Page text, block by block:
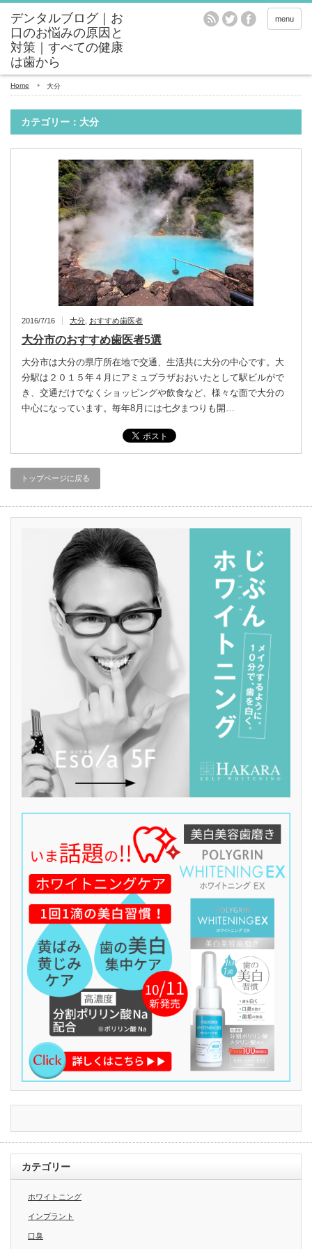
menu
Home 大分
カテゴリー：大分
2016/7/16 大分 おすすめ歯医者
大分市のおすすめ歯医者5選
大分市は大分の県庁所在地で交通、生活共に大分の中心です。大
分駅は２０１５年４月にアミュプラザおおいたとして駅ビルがで
き、交通だけでなくショッピングや飲食など、様々な面で大分の
中心になっています。毎年8月には七夕まつりも開…
トップページに戻る
カテゴリー
ホワイトニング
インプラント
口臭